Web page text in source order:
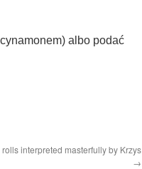
albo podać
interpreted masterfully by Krzys
→